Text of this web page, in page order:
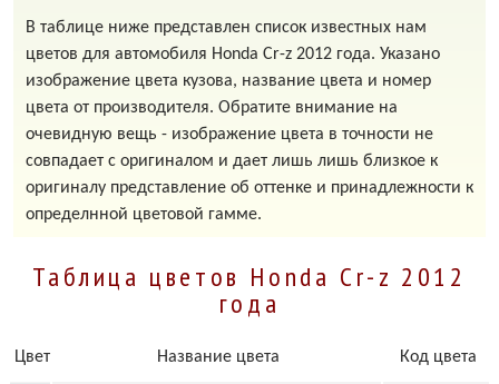
В таблице ниже представлен список известных нам
цветов для автомобиля Honda Cr-z 2012 года. Указано
изображение цвета кузова, название цвета и номер
цвета от производителя. Обратите внимание на
очевидную вещь - изображение цвета в точности не
совпадает с оригиналом и дает лишь лишь близкое к
оригиналу представление об оттенке и принадлежности к
определнной цветовой гамме.
Таблица цветов Honda Cr-z 2012
года
Цвет Название цвета Код цвета